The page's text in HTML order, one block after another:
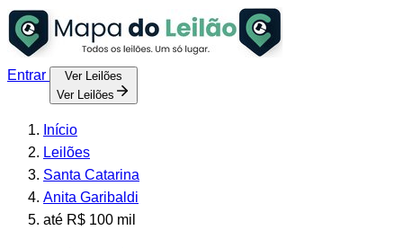
Entrar
Ver Leilões
Ver Leilões
Início
Leilões
Santa Catarina
Anita Garibaldi
até R$ 100 mil